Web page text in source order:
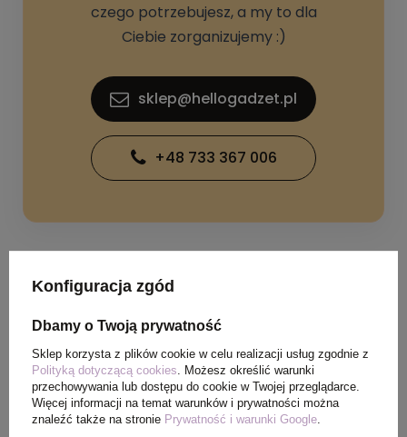
czego potrzebujesz, a my to dla
Ciebie zorganizujemy :)
sklep@hellogadzet.pl
+48 733 367 006
Waga
produktu (g)
0,140 kg
Konfiguracja zgód
Dbamy o Twoją prywatność
Sklep korzysta z plików cookie w celu realizacji usług zgodnie z
Polityką dotyczącą cookies. Możesz określić warunki
przechowywania lub dostępu do cookie w Twojej przeglądarce.
Więcej informacji na temat warunków i prywatności można
znaleźć także na stronie Prywatność i warunki Google.